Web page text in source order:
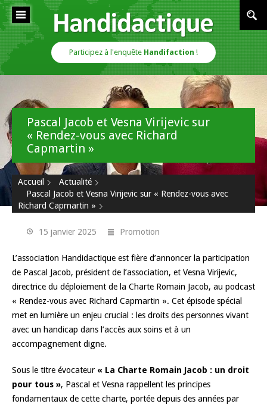
Handidactique
Participez à l'enquête Handifaction !
Pascal Jacob et Vesna Virijevic sur
« Rendez-vous avec Richard
Capmartin »
Accueil
Actualité
Pascal Jacob et Vesna Virijevic sur « Rendez-vous avec
Richard Capmartin »
15 janvier 2025 Promotion
L’association Handidactique est fière d’annoncer la participation
de Pascal Jacob, président de l’association, et Vesna Virijevic,
directrice du déploiement de la Charte Romain Jacob, au podcast
« Rendez-vous avec Richard Capmartin ». Cet épisode spécial
met en lumière un enjeu crucial : les droits des personnes vivant
avec un handicap dans l’accès aux soins et à un
accompagnement digne.
Sous le titre évocateur « La Charte Romain Jacob : un droit
pour tous », Pascal et Vesna rappellent les principes
fondamentaux de cette charte, portée depuis des années par
Cookies management panel